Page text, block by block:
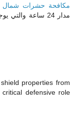
مكافحة حشرات شمال
مدار 24 ساعة والتي يوجد لديها ايضا
properties from
critical defensive role